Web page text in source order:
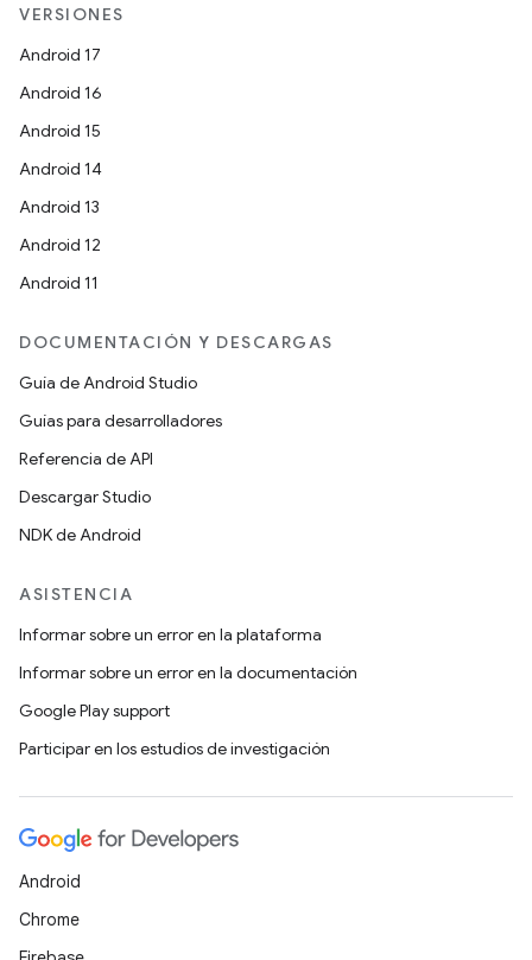
VERSIONES
Android 17
Android 16
Android 15
Android 14
Android 13
Android 12
Android 11
DOCUMENTACIÓN Y DESCARGAS
Guía de Android Studio
Guías para desarrolladores
Referencia de API
Descargar Studio
NDK de Android
ASISTENCIA
Informar sobre un error en la plataforma
Informar sobre un error en la documentación
Google Play support
Participar en los estudios de investigación
Android
Chrome